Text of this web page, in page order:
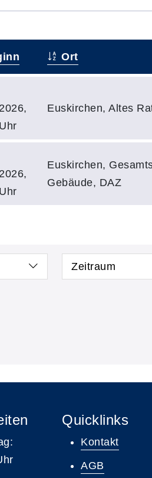
Ort
Euskirchen, Altes
Euskirchen,
Gebäude, DAZ
Zeitraum
Quicklinks
Kontakt
AGB